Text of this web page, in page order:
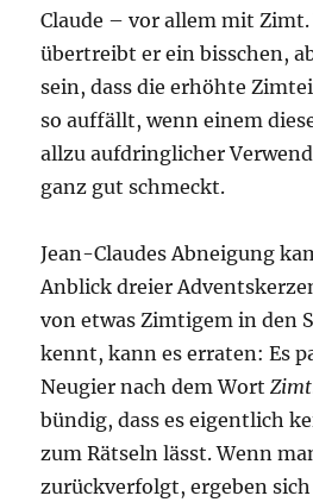
Claude – vor allem mit
übertreibt er ein bisschen,
sein, dass die erhöhte
so auffällt, wenn einem
allzu aufdringlicher
ganz gut schmeckt.
Jean-Claudes Abneigung
Anblick dreier
von etwas Zimtigem in den
kennt, kann es erraten: Es
Neugier nach dem WortZimt
bündig, dass es eigentlich
zum Rätseln lässt. Wenn
zurückverfolgt, ergeben